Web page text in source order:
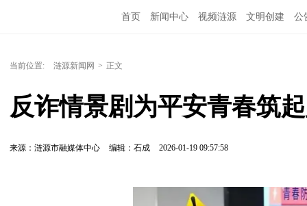
首页 新闻中心 视频涟源 文明创建 公
当前位置: 涟源新闻网 > 正文
反诈情景剧为平安青春筑
来源：涟源市融媒体中心 编辑：石成 2026-01-19 09:57:58